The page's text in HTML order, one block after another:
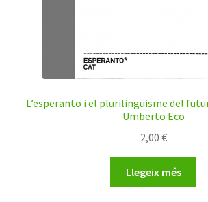
L’esperanto i el plurilingüisme del
Umberto Eco
2,00 €
Llegeix més